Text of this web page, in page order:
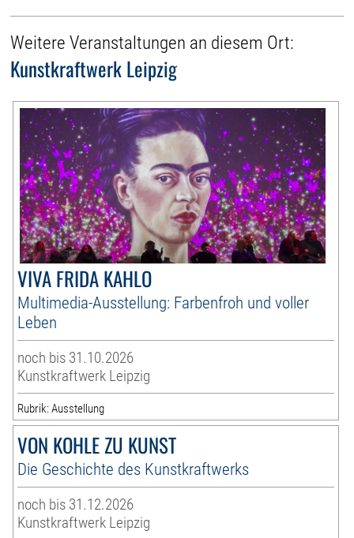
Weitere Veranstaltungen an diesem Ort:
Kunstkraftwerk Leipzig
VIVA FRIDA KAHLO
Multimedia-Ausstellung: Farbenfroh und voller
Leben
noch bis 31.10.2026
Kunstkraftwerk Leipzig
Rubrik: Ausstellung
VON KOHLE ZU KUNST
Die Geschichte des Kunstkraftwerks
noch bis 31.12.2026
Kunstkraftwerk Leipzig